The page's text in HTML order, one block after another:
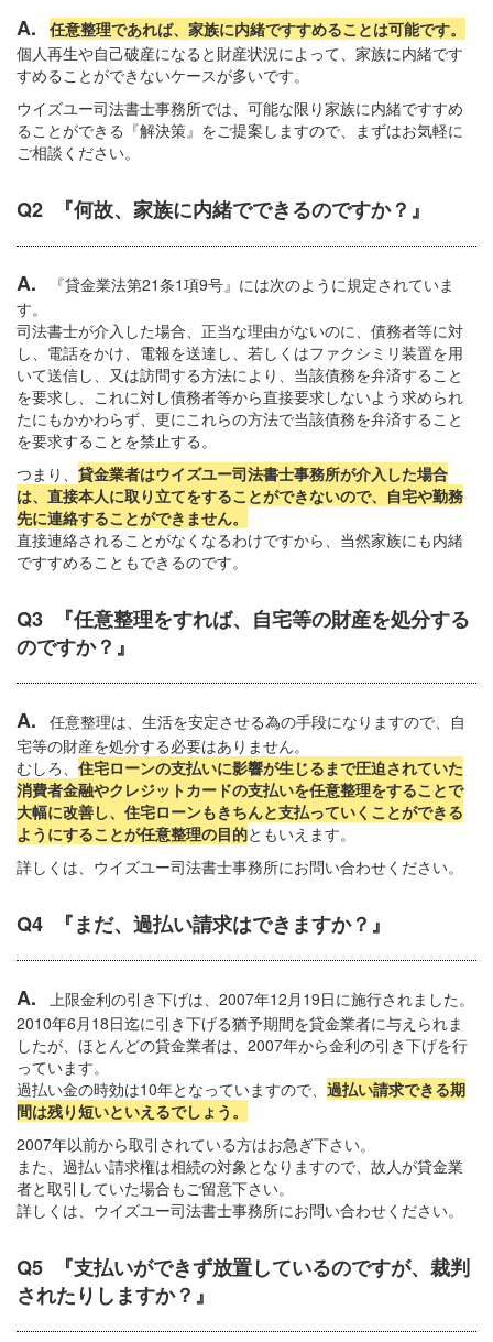
A.
任意整理であれば、家族に内緒ですすめることは可能です。
個人再生や自己破産になると財産状況によって、家族に内緒です
すめることができないケースが多いです。
ウイズユー司法書士事務所では、可能な限り家族に内緒ですすめ
ることができる『解決策』をご提案しますので、まずはお気軽に
ご相談ください。
Q2 『何故、家族に内緒でできるのですか？』
A. 『貸金業法第21条1項9号』には次のように規定されていま
す。
司法書士が介入した場合、正当な理由がないのに、債務者等に対
し、電話をかけ、電報を送達し、若しくはファクシミリ装置を用
いて送信し、又は訪問する方法により、当該債務を弁済すること
を要求し、これに対し債務者等から直接要求しないよう求められ
たにもかかわらず、更にこれらの方法で当該債務を弁済すること
を要求することを禁止する。
つまり、 貸金業者はウイズユー司法書士事務所が介入した場合
は、直接本人に取り立てをすることができないので、自宅や勤務
先に連絡することができません。
直接連絡されることがなくなるわけですから、当然家族にも内緒
ですすめることもできるのです。
Q3 『任意整理をすれば、自宅等の財産を処分する
のですか？』
A. 任意整理は、生活を安定させる為の手段になりますので、自
宅等の財産を処分する必要はありません。
むしろ、 住宅ローンの支払いに影響が生じるまで圧迫されていた
消費者金融やクレジットカードの支払いを任意整理をすることで
大幅に改善し、住宅ローンもきちんと支払っていくことができる
ようにすることが任意整理の目的ともいえます。
詳しくは、ウイズユー司法書士事務所にお問い合わせください。
Q4 『まだ、過払い請求はできますか？』
A. 上限金利の引き下げは、2007年12月19日に施行されました。
2010年6月18日迄に引き下げる猶予期間を貸金業者に与えられま
したが、ほとんどの貸金業者は、2007年から金利の引き下げを行
っています。
過払い金の時効は10年となっていますので、 過払い請求できる期
間は残り短いといえるでしょう。
2007年以前から取引されている方はお急ぎ下さい。
また、過払い請求権は相続の対象となりますので、故人が貸金業
者と取引していた場合もご留意下さい。
詳しくは、ウイズユー司法書士事務所にお問い合わせください。
Q5 『支払いができず放置しているのですが、裁判
されたりしますか？』